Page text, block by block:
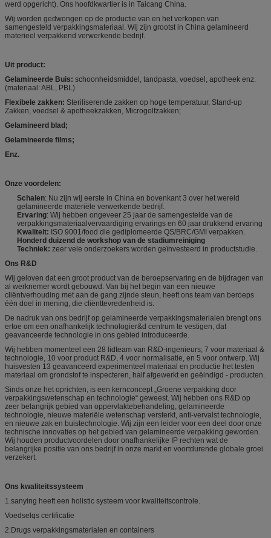
werd opgericht). Ons hoofdkwartier is in Taicang China.
Wij worden gedwongen op de productie van en het verkopen van
samengesteld verpakkingsmateriaal. Wij zijn grootst in China gelamineerd
materieel verpakkend verwerkende bedrijf.
Uit product:
Gelamineerde Buis: schoonheidsmiddel, tandpasta, voedsel, apotheek enz.
(materiaal: ABL, PBL)
Flexibele zakken: Steriliserende zakken op hoge temperatuur, Stand-up
Zakken, voedsel & apotheekzakken, Microgolfzakken;
Gelamineerd blad;
Gelamineerde films;
Enz.
Onze voordelen:
Schalen: Nu zijn wij eerste in China en bovenkant 3 over het wereld
gelamineerde materiële verwerkende bedrijf.
Ervaring: Wij hebben ongeveer 25 jaar de samengestelde van de
verpakkingsmateriaalvervaardiging ervarings en 60 jaar drukkend ervaring
Kwaliteit: ISO 9001/food die gediplomeerde QS/BRC/GMI verpakken.
Honderd duizend de workshop van de stadiumreiniging
Techniek: zeer vele onderzoekers worden geïnvesteerd in productstudie.
Ons R&D
Wij geloven dat een groot product van de beroepservaring en de bijdragen van
al werknemer wordt gebouwd. Van bij het begin van een nieuwe
cliëntverhouding met aan de gang zijnde steun, heeft ons team van beroeps
één doel in mening, die cliënttevredenheid is.
De nadruk van ons bedrijf op gelamineerde verpakkingsmaterialen brengt ons
ertoe om een onafhankelijk technologier&d centrum te vestigen, dat
geavanceerde technologie in ons gebied introduceerde.
Wij hebben momenteel een 28 lidteam van R&D-ingenieurs; 7 voor materiaal &
technologie, 10 voor product R&D, 4 voor normalisatie, en 5 voor ontwerp. Wij
huisvesten 13 geavanceerd experimenteel materiaal en productie het testen
materiaal om grondstof te inspecteren, half afgewerkt en geëindigd - producten.
Sinds onze het oprichten, is een kernconcept „Groene verpakking door
verpakkingswetenschap en technologie“ geweest. Wij hebben ons R&D op
zeer belangrijk gebied van oppervlaktebehandeling, gelamineerde
technologie, nieuwe materiële wetenschap versterkt, anti-vervalst technologie,
en nieuwe zak en buistechnologie. Wij zijn een leider voor een deel door onze
technische innovaties op het gebied van gelamineerde verpakking geworden.
Wij houden productvoordelen door onafhankelijke IP rechten wat de
belangrijke positie van ons bedrijf in onze markt en voortdurende globale groei
verzekert.
Ons kwaliteitssysteem
1.sanying heeft een holistic systeem voor kwaliteitscontrole.
Voedselqs certificatie
2.Drugs verpakkingsmaterialen en containers